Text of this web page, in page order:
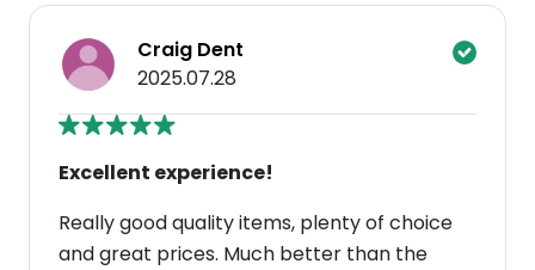
Craig Dent
2025.07.28
Excellent experience!
Really good quality items, plenty of choice
and great prices. Much better than the